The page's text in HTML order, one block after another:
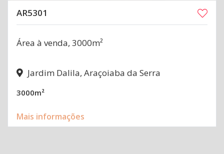
AR5301
Área à venda, 3000m²
Jardim Dalila, Araçoiaba da Serra
3000m²
Mais informações